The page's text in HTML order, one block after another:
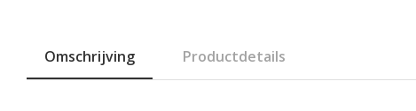
Omschrijving Productdetails